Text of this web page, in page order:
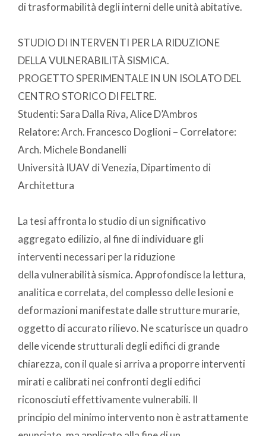
di trasformabilità degli interni delle unità abitative.
STUDIO DI INTERVENTI PER LA RIDUZIONE
DELLA VULNERABILITÀ SISMICA.
PROGETTO SPERIMENTALE IN UN ISOLATO DEL
CENTRO STORICO DI FELTRE.
Studenti: Sara Dalla Riva, Alice D’Ambros
Relatore: Arch. Francesco Doglioni – Correlatore:
Arch. Michele Bondanelli
Università IUAV di Venezia, Dipartimento di
Architettura
La tesi affronta lo studio di un significativo
aggregato edilizio, al fine di individuare gli
interventi necessari per la riduzione
della vulnerabilità sismica. Approfondisce la lettura,
analitica e correlata, del complesso delle lesioni e
deformazioni manifestate dalle strutture murarie,
oggetto di accurato rilievo. Ne scaturisce un quadro
delle vicende strutturali degli edifici di grande
chiarezza, con il quale si arriva a proporre interventi
mirati e calibrati nei confronti degli edifici
riconosciuti effettivamente vulnerabili. Il
principio del minimo intervento non è astrattamente